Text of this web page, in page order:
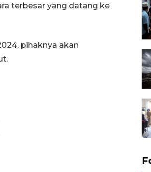
terbesar yang datang ke
pihaknya akan